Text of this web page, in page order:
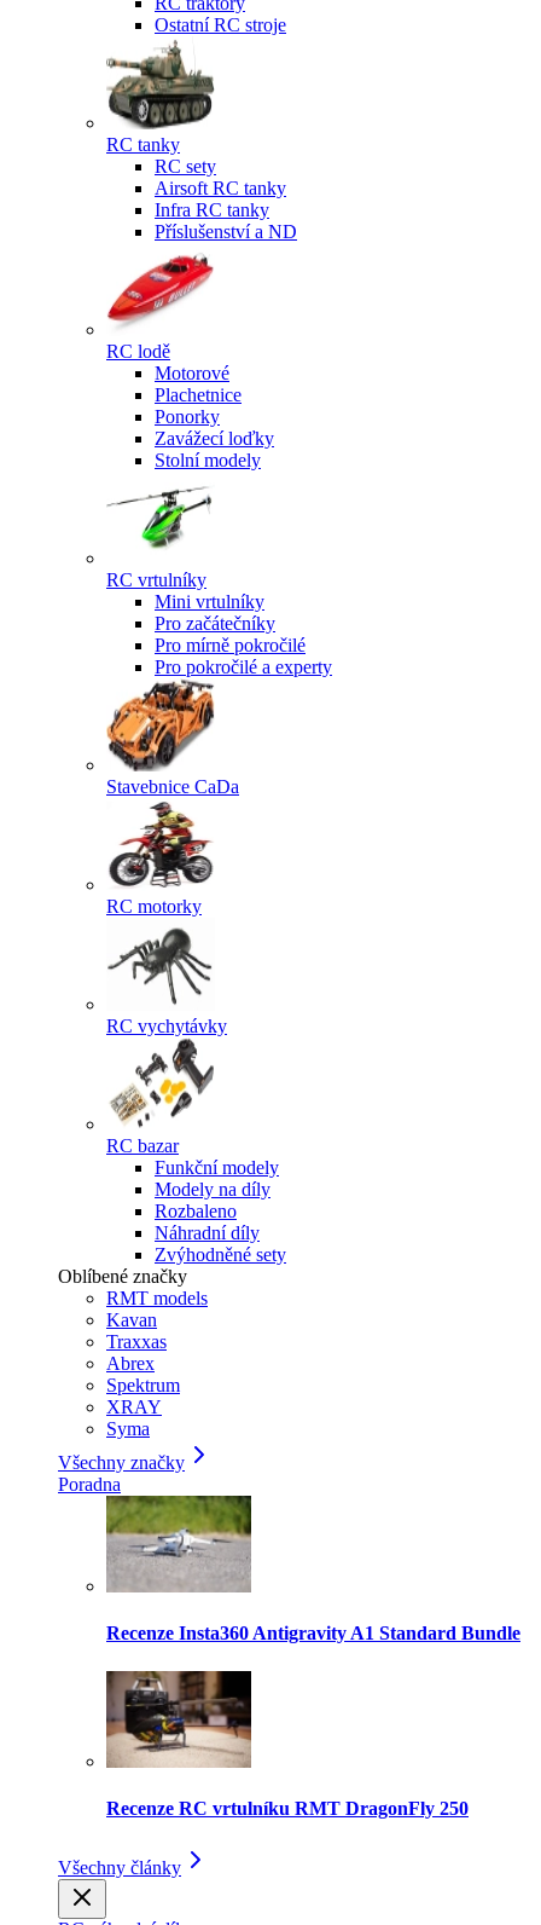
Ostatní RC stroje
RC tanky
RC sety
Airsoft RC tanky
Infra RC tanky
Příslušenství a ND
RC lodě
Motorové
Plachetnice
Ponorky
Zavážecí loďky
Stolní modely
RC vrtulníky
Mini vrtulníky
Pro začátečníky
Pro mírně pokročilé
Pro pokročilé a experty
Stavebnice CaDa
RC motorky
RC vychytávky
RC bazar
Funkční modely
Modely na díly
Rozbaleno
Náhradní díly
Zvýhodněné sety
Oblíbené značky
RMT models
Kavan
Traxxas
Abrex
Spektrum
XRAY
Syma
Všechny značky
Poradna
Recenze Insta360 Antigravity A1 Standard Bundle
Recenze RC vrtulníku RMT DragonFly 250
Všechny články